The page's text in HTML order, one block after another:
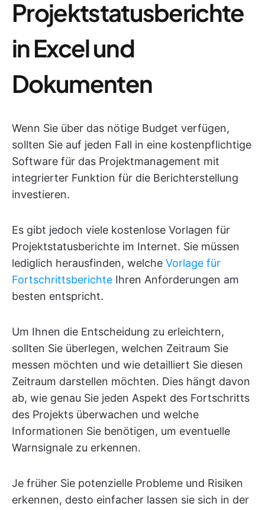
Projektstatusberichte
in Excel und
Dokumenten
Wenn Sie über das nötige Budget verfügen,
sollten Sie auf jeden Fall in eine kostenpflichtige
Software für das Projektmanagement mit
integrierter Funktion für die Berichterstellung
investieren.
Es gibt jedoch viele kostenlose Vorlagen für
Projektstatusberichte im Internet. Sie müssen
lediglich herausfinden, welche Vorlage für
Fortschrittsberichte Ihren Anforderungen am
besten entspricht.
Um Ihnen die Entscheidung zu erleichtern,
sollten Sie überlegen, welchen Zeitraum Sie
messen möchten und wie detailliert Sie diesen
Zeitraum darstellen möchten. Dies hängt davon
ab, wie genau Sie jeden Aspekt des Fortschritts
des Projekts überwachen und welche
Informationen Sie benötigen, um eventuelle
Warnsignale zu erkennen.
Je früher Sie potenzielle Probleme und Risiken
erkennen, desto einfacher lassen sie sich in der